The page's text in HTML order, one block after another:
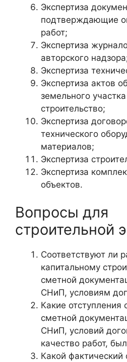
Экспертиза
подтверждающие
работ;
Экспертиза
авторского
Экспертиза
Экспертиза актов
земельного
строительство;
Экспертиза
технического
материалов;
Экспертиза
Экспертиза
объектов.
Вопросы для
строительной
Соответствуют ли
капитальному
сметной
СНиП, условиям
Какие отступления
сметной
СНиП, условий
качество работ,
Какой фактический